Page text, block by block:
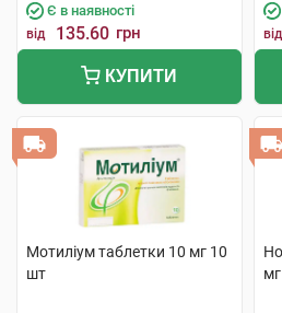
Є в наявності
від 135.60 грн
КУПИТИ
від
Мотиліум таблетки 10 мг 10
шт